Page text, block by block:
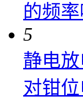
的频
5
静电
对钳